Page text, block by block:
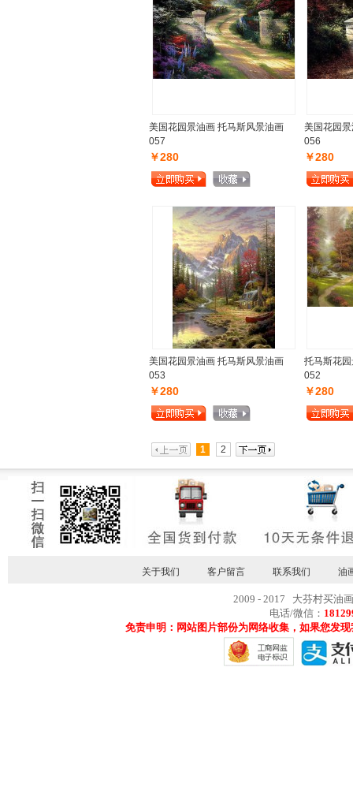
美国花园景油画 托马斯风景油画
057
￥280
美国花园
056
￥280
美国花园景油画 托马斯风景油画
053
￥280
托马斯花
052
￥280
1 2
关于我们 客户留言 联系我们 油
2009 - 2017 大芬村买油
电话/微信：
免责申明：网站图片部份为网络收集，如果您发